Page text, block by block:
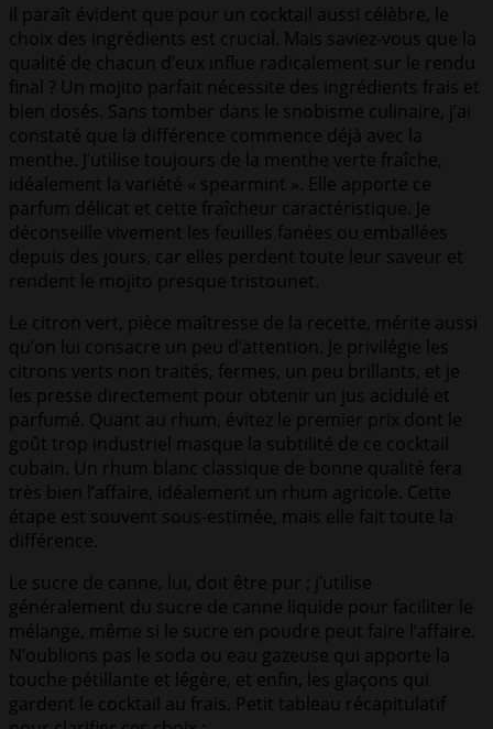
Il paraît évident que pour un cocktail aussi célèbre, le
choix des ingrédients est crucial. Mais saviez-vous que la
qualité de chacun d’eux influe radicalement sur le rendu
final ? Un mojito parfait nécessite des ingrédients frais et
bien dosés. Sans tomber dans le snobisme culinaire, j’ai
constaté que la différence commence déjà avec la
menthe. J’utilise toujours de la menthe verte fraîche,
idéalement la variété « spearmint ». Elle apporte ce
parfum délicat et cette fraîcheur caractéristique. Je
déconseille vivement les feuilles fanées ou emballées
depuis des jours, car elles perdent toute leur saveur et
rendent le mojito presque tristounet.
Le citron vert, pièce maîtresse de la recette, mérite aussi
qu’on lui consacre un peu d’attention. Je privilégie les
citrons verts non traités, fermes, un peu brillants, et je
les presse directement pour obtenir un jus acidulé et
parfumé. Quant au rhum, évitez le premier prix dont le
goût trop industriel masque la subtilité de ce cocktail
cubain. Un rhum blanc classique de bonne qualité fera
très bien l’affaire, idéalement un rhum agricole. Cette
étape est souvent sous-estimée, mais elle fait toute la
différence.
Le sucre de canne, lui, doit être pur ; j’utilise
généralement du sucre de canne liquide pour faciliter le
mélange, même si le sucre en poudre peut faire l’affaire.
N’oublions pas le soda ou eau gazeuse qui apporte la
touche pétillante et légère, et enfin, les glaçons qui
gardent le cocktail au frais. Petit tableau récapitulatif